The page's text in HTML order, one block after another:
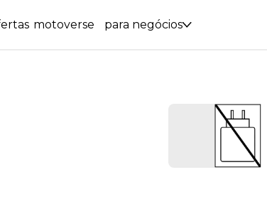
motoverse para negócios